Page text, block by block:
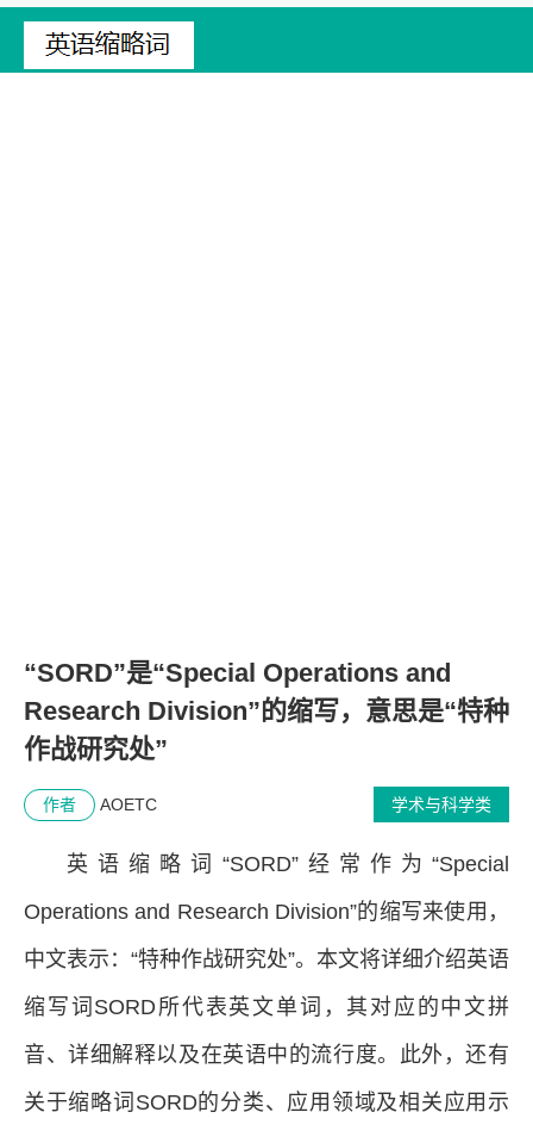
“SORD”是“Special Operations and
Research Division”的缩写，意思是“特种
作战研究处”
学术与科学类
作者 AOETC
英语缩略词“SORD”经常作为“Special
Operations and Research Division”的缩写来使用，
中文表示：“特种作战研究处”。本文将详细介绍英语
缩写词SORD所代表英文单词，其对应的中文拼
音、详细解释以及在英语中的流行度。此外，还有
关于缩略词SORD的分类、应用领域及相关应用示